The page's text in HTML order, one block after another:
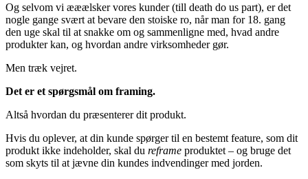
Og selvom vi ææælsker vores kunder (till death do us part), er det
nogle gange svært at bevare den stoiske ro, når man for 18. gang
den uge skal til at snakke om og sammenligne med, hvad andre
produkter kan, og hvordan andre virksomheder gør.
Men træk vejret.
Det er et spørgsmål om framing.
Altså hvordan du præsenterer dit produkt.
Hvis du oplever, at din kunde spørger til en bestemt feature, som dit
produkt ikke indeholder, skal du reframe produktet – og bruge det
som skyts til at jævne din kundes indvendinger med jorden.